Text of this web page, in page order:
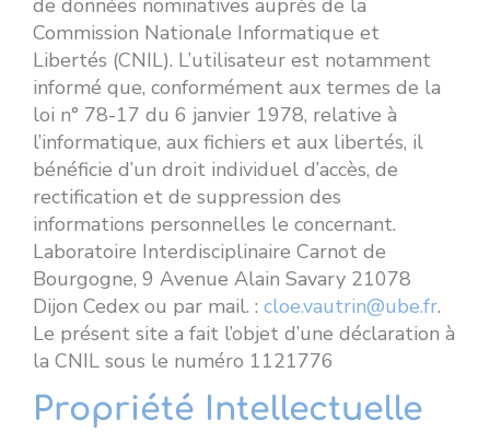
de données nominatives auprès de la
Commission Nationale Informatique et
Libertés (CNIL). L’utilisateur est notamment
informé que, conformément aux termes de la
loi n° 78-17 du 6 janvier 1978, relative à
l’informatique, aux fichiers et aux libertés, il
bénéficie d’un droit individuel d’accès, de
rectification et de suppression des
informations personnelles le concernant.
Laboratoire Interdisciplinaire Carnot de
Bourgogne, 9 Avenue Alain Savary 21078
Dijon Cedex ou par mail. : cloe.vautrin@ube.fr.
Le présent site a fait l’objet d’une déclaration à
la CNIL sous le numéro 1121776
Propriété Intellectuelle